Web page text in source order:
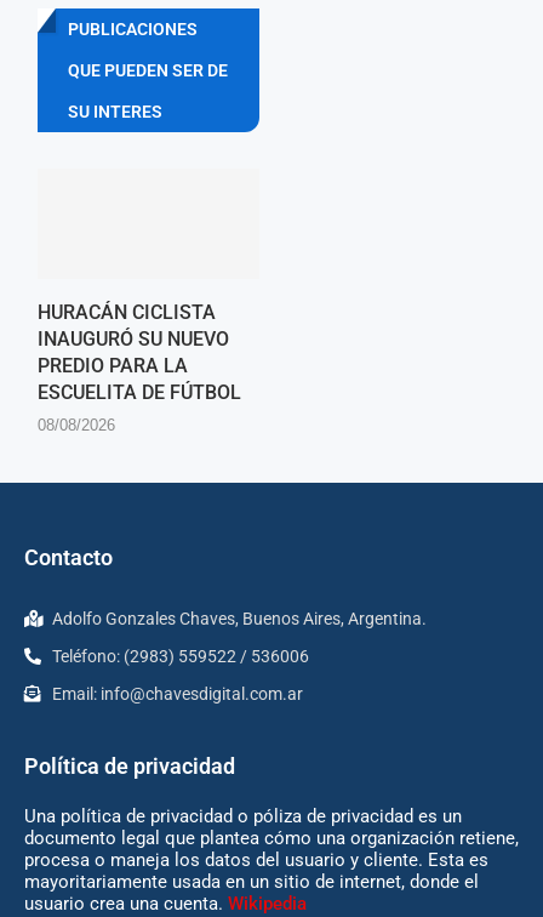
PUBLICACIONES
QUE PUEDEN SER DE
SU INTERES
HURACÁN CICLISTA
INAUGURÓ SU NUEVO
PREDIO PARA LA
ESCUELITA DE FÚTBOL
08/08/2026
Contacto
Adolfo Gonzales Chaves, Buenos Aires, Argentina.
Teléfono: (2983) 559522 / 536006
Email: info@chavesdigital.com.ar
Política de privacidad
Una política de privacidad o póliza de privacidad es un
documento legal que plantea cómo una organización retiene,
procesa o maneja los datos del usuario y cliente. Esta es
mayoritariamente usada en un sitio de internet, donde el
usuario crea una cuenta. Wikipedia